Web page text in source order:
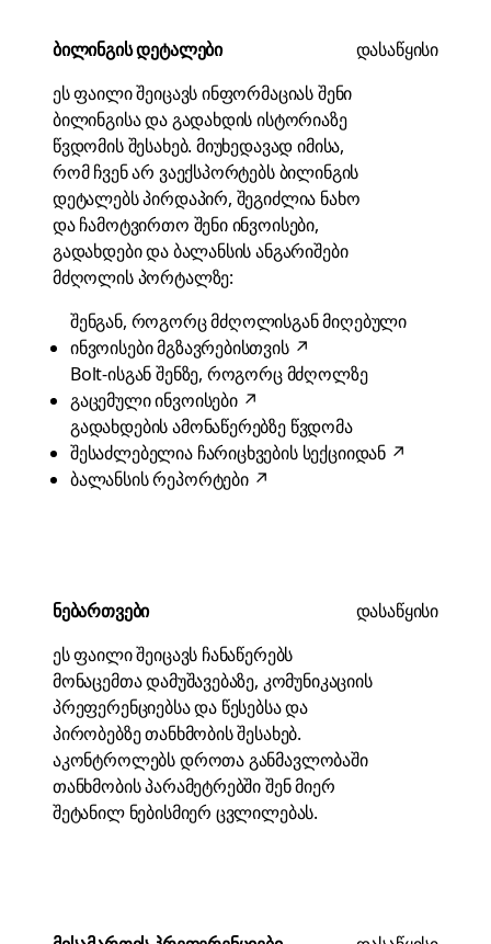
ბილინგის დეტალები
დასაწყისი
ეს ფაილი შეიცავს ინფორმაციას შენი
ბილინგისა და გადახდის ისტორიაზე
წვდომის შესახებ. მიუხედავად იმისა,
რომ ჩვენ არ ვაექსპორტებს ბილინგის
დეტალებს პირდაპირ, შეგიძლია ნახო
და ჩამოტვირთო შენი ინვოისები,
გადახდები და ბალანსის ანგარიშები
მძღოლის პორტალზე:
შენგან, როგორც მძღოლისგან მიღებული
ინვოისები მგზავრებისთვის↗
Bolt-ისგან შენზე, როგორც მძღოლზე
გაცემული ინვოისები↗
გადახდების ამონაწერებზე წვდომა
შესაძლებელია ჩარიცხვების სექციიდან ↗
ბალანსის რეპორტები↗
ნებართვები
დასაწყისი
ეს ფაილი შეიცავს ჩანაწერებს
მონაცემთა დამუშავებაზე, კომუნიკაციის
პრეფერენციებსა და წესებსა და
პირობებზე თანხმობის შესახებ.
აკონტროლებს დროთა განმავლობაში
თანხმობის პარამეტრებში შენ მიერ
შეტანილ ნებისმიერ ცვლილებას.